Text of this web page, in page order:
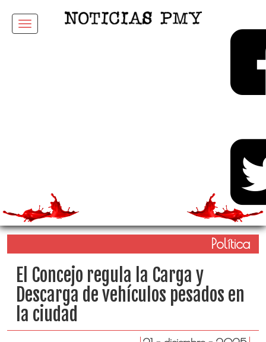
Menu
Política
El Concejo regula la Carga y
Descarga de vehículos pesados en
la ciudad